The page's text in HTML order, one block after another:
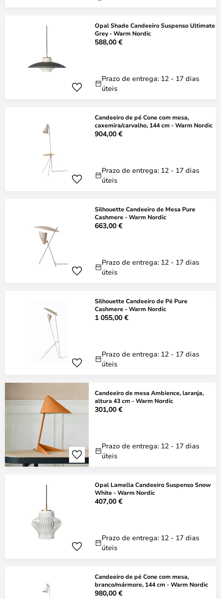
Opal Shade Candeeiro Suspenso Ultimate
Grey - Warm Nordic
588,00 €
Prazo de entrega: 12 - 17 dias
úteis
Candeeiro de pé Cone com mesa,
caxemira/carvalho, 144 cm - Warm Nordic
904,00 €
Prazo de entrega: 12 - 17 dias
úteis
Silhouette Candeeiro de Mesa Pure
Cashmere - Warm Nordic
663,00 €
Prazo de entrega: 12 - 17 dias
úteis
Silhouette Candeeiro de Pé Pure
Cashmere - Warm Nordic
1 055,00 €
Prazo de entrega: 12 - 17 dias
úteis
Candeeiro de mesa Ambience, laranja,
altura 43 cm - Warm Nordic
301,00 €
Prazo de entrega: 12 - 17 dias
úteis
Opal Lamella Candeeiro Suspenso Snow
White - Warm Nordic
407,00 €
Prazo de entrega: 12 - 17 dias
úteis
Candeeiro de pé Cone com mesa,
branco/mármore, 144 cm - Warm Nordic
980,00 €